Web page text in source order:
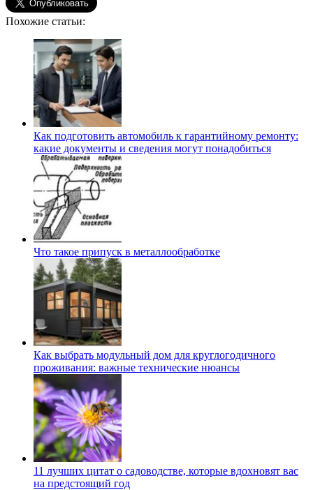
Похожие статьи:
Как подготовить автомобиль к гарантийному ремонту:
какие документы и сведения могут понадобиться
Что такое припуск в металлообработке
Как выбрать модульный дом для круглогодичного
проживания: важные технические нюансы
11 лучших цитат о садоводстве, которые вдохновят вас
на предстоящий год